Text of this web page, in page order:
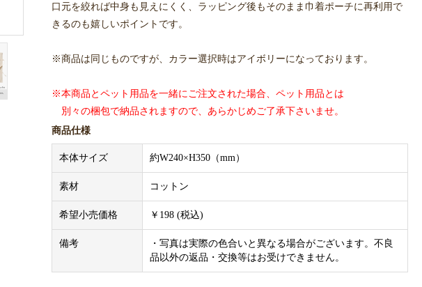
口元を絞れば中身も見えにくく、ラッピング後もそのまま巾着ポーチに再利用で
きるのも嬉しいポイントです。
※商品は同じものですが、カラー選択時はアイボリーになっております。
※本商品とペット用品を一緒にご注文された場合、ペット用品とは
別々の梱包で納品されますので、あらかじめご了承下さいませ。
商品仕様
本体サイズ 約W240×H350（mm）
素材 コットン
希望小売価格 ￥198 (税込)
備考
・写真は実際の色合いと異なる場合がございます。不良
品以外の返品・交換等はお受けできません。